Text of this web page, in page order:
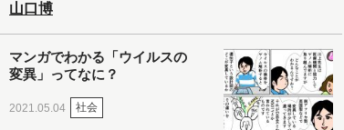
山口博
マンガでわかる「ウイルスの
変異」ってなに？
2021.05.04 社会